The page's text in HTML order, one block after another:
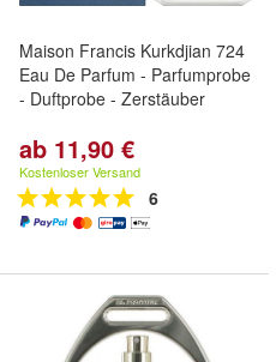
Maison Francis Kurkdjian 724
Eau De Parfum - Parfumprobe
- Duftprobe - Zerstäuber
ab 11,90 €
Kostenloser Versand
6